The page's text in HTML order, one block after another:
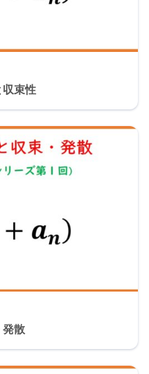
収束性
発散